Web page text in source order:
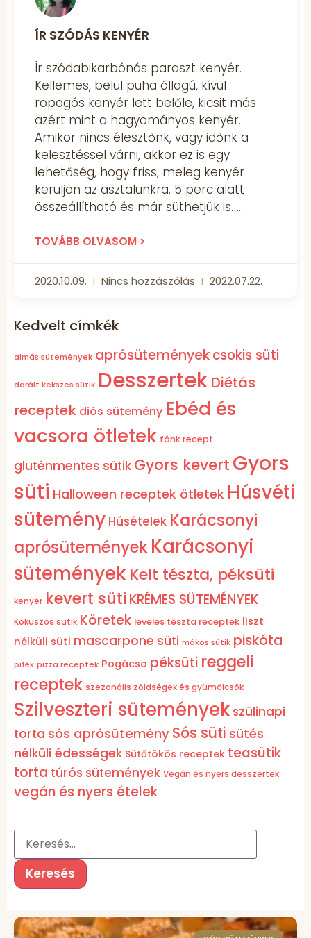
ÍR SZÓDÁS KENYÉR
Ír szódabikarbónás paraszt kenyér.
Kellemes, belül puha állagú, kívül
ropogós kenyér lett belőle, kicsit más
azért mint a hagyományos kenyér.
Amikor nincs élesztőnk, vagy időnk a
kelesztéssel várni, akkor ez is egy
lehetőség, hogy friss, meleg kenyér
kerüljön az asztalunkra. 5 perc alatt
összeállítható és már süthetjük is.
TOVÁBB OLVASOM >
2020.10.09. Nincs hozzászólás 2022.07.22.
Kedvelt címkék
almás sütemények aprósüteményekcsokis süti
darált kekszes sütik Desszertek Diétás
receptek diós sütemény Ebéd és
vacsora ötletek fánk recept
gluténmentes sütik Gyors kevert Gyors
süti Halloween receptek ötletek Húsvéti
sütemény Húsételek Karácsonyi
aprósüteményekKarácsonyi
sütemények Kelt tészta, péksüti
kenyér kevert süti KRÉMES SÜTEMÉNYEK
Kókuszos sütik Köretek leveles tészta receptek liszt
nélküli süti mascarpone süti mákos sütik piskóta
piték pizza receptek Pogácsa péksüti reggeli
receptek szezonális zöldségek és gyümölcsök
Szilveszteri sütemények szülinapi
torta sós aprósütemény Sós süti sütés
nélküli édességek Sütőtökös receptek teasütik
torta túrós sütemények Vegán és nyers desszertek
vegán és nyers ételek